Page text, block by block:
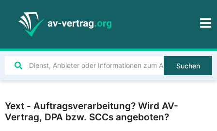
Suchen
Yext - Auftragsverarbeitung? Wird AV-
Vertrag, DPA bzw. SCCs angeboten?